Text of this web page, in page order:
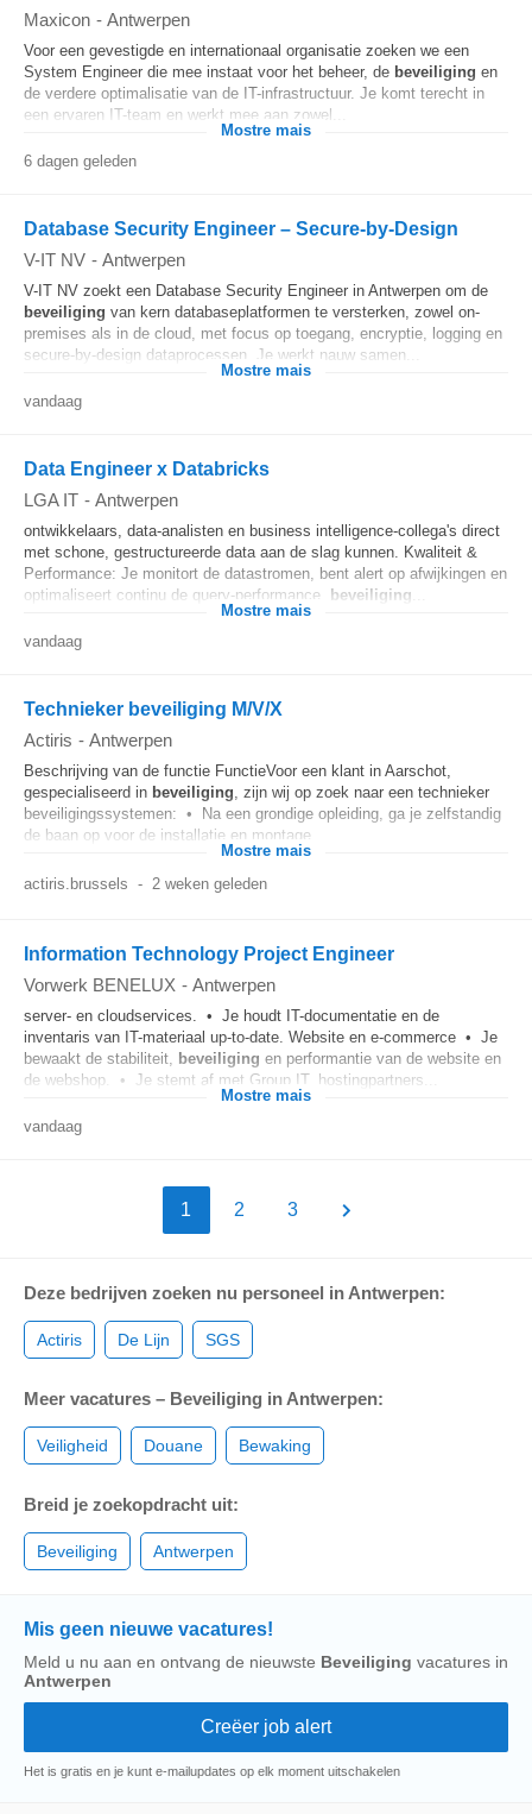
Maxicon - Antwerpen
Voor een gevestigde en internationaal organisatie zoeken we een
System Engineer die mee instaat voor het beheer, de beveiliging en
de verdere optimalisatie van de IT-infrastructuur. Je komt terecht in
een ervaren IT-team en werkt mee aan zowel...
Mostre mais
6 dagen geleden
Database Security Engineer – Secure-by-Design
V-IT NV - Antwerpen
V-IT NV zoekt een Database Security Engineer in Antwerpen om de
beveiliging van kern databaseplatformen te versterken, zowel on-
premises als in de cloud, met focus op toegang, encryptie, logging en
secure-by-design dataprocessen. Je werkt nauw samen...
Mostre mais
vandaag
Data Engineer x Databricks
LGA IT - Antwerpen
ontwikkelaars, data-analisten en business intelligence-collega's direct
met schone, gestructureerde data aan de slag kunnen. Kwaliteit &
Performance: Je monitort de datastromen, bent alert op afwijkingen en
optimaliseert continu de query-performance, beveiliging
Mostre mais
vandaag
Technieker beveiliging M/V/X
Actiris - Antwerpen
Beschrijving van de functie FunctieVoor een klant in Aarschot,
gespecialiseerd in beveiliging, zijn wij op zoek naar een technieker
beveiligingssystemen: • Na een grondige opleiding, ga je zelfstandig
de baan op voor de installatie en montage...
Mostre mais
actiris.brussels - 2 weken geleden
Information Technology Project Engineer
Vorwerk BENELUX - Antwerpen
server- en cloudservices. • Je houdt IT-documentatie en de
inventaris van IT-materiaal up-to-date. Website en e-commerce • Je
bewaakt de stabiliteit, beveiliging en performantie van de website en
de webshop. • Je stemt af met Group IT, hostingpartners...
Mostre mais
vandaag
1 2 3
Deze bedrijven zoeken nu personeel in Antwerpen:
Actiris De Lijn SGS
Meer vacatures – Beveiliging in Antwerpen:
Veiligheid Douane Bewaking
Breid je zoekopdracht uit:
Beveiliging Antwerpen
Mis geen nieuwe vacatures!
Meld u nu aan en ontvang de nieuwste Beveiliging vacatures in
Antwerpen
Het is gratis en je kunt e-mailupdates op elk moment uitschakelen